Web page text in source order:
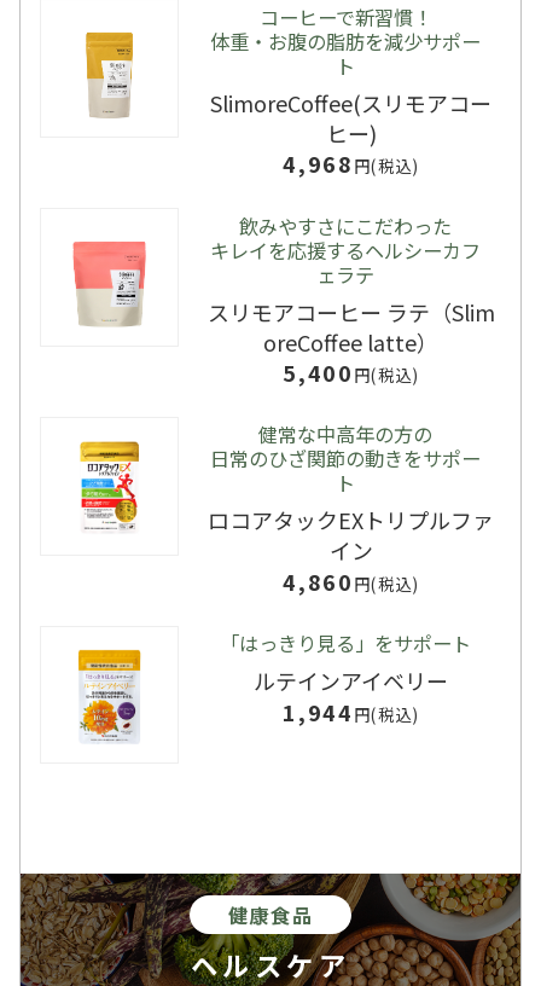
コーヒーで新習慣！
体重・お腹の脂肪を減少サポー
ト
SlimoreCoffee(スリモアコー
ヒー)
4,968 円(税込)
飲みやすさにこだわった
キレイを応援するヘルシーカフ
ェラテ
スリモアコーヒー ラテ（Slim
oreCoffee latte）
5,400 円(税込)
健常な中高年の方の
日常のひざ関節の動きをサポー
ト
ロコアタックEXトリプルファ
イン
4,860 円(税込)
「はっきり見る」をサポート
ルテインアイベリー
1,944 円(税込)
健康食品
ヘルスケア